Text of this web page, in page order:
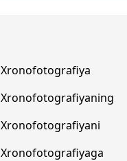
Xronofotografiya
Xronofotografiyaning
Xronofotografiyani
Xronofotografiyaga